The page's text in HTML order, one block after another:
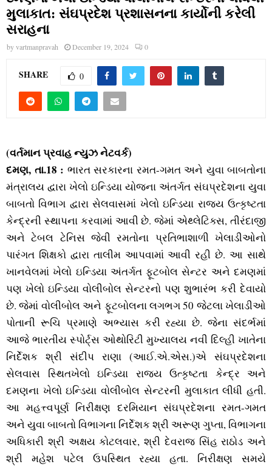
E
U
મુલાકાત: સંઘપ્રદેશ પ્રશાસનના કાર્યોની કરેલી
સરાહના
byvartmanpravah December 19, 2024 0
SHARE 0
(વર્તમાન પ્રવાહ ન્‍યુઝ નેટવર્ક)
દમણ, તા.18 : ભારત સરકારના રમત-ગમત અને યુવા બાબતોના
મંત્રાલય દ્વારા ખેલો ઇન્‍ડિયા યોજના અંતર્ગત સંઘપ્રદેશના યુવા
બાબતો વિભાગ દ્વારા સેલવાસમાં ખેલો ઇન્‍ડિયા રાજ્‍ય ઉત્‍કૃષ્‍ટતા
કેન્‍દ્રની સ્‍થાપના કરવામાં આવી છે. જેમાં એથ્‍લેટિક્‍સ, તીરંદાજી
અને ટેબલ ટેનિસ જેવી રમતોના પ્રતિભાશાળી ખેલાડીઓનો
પારંગત શિક્ષકો દ્વારા તાલીમ આપવામાં આવી રહી છે. આ સાથે
ખાનવેલમાં ખેલો ઇન્‍ડિયા અંતર્ગત ફૂટબોલ સેન્‍ટર અને દમણમાં
પણ ખેલો ઇન્‍ડિયા વોલીબોલ સેન્‍ટરનો પણ શુભારંભ કરી દેવાયો
છે. જેમાં વોલીબોલ અને ફૂટબોલના લગભગ 50 જેટલા ખેલાડીઓ
પોતાની રૂચિ પ્રમાણે અભ્‍યાસ કરી રહ્યા છે. જેના સંદર્ભમાં
આજે ભારતીય સ્‍પોર્ટ્‍સ ઓથોરિટી મુખ્‍યાલય નવી દિલ્‍હી ખાતેના
નિર્દેશક શ્રી સંદીપ રાણા (આઈ.એ.એસ.)એ સંઘપ્રદેશના
સેલવાસ સ્‍થિતખેલો ઇન્‍ડિયા રાજ્‍ય ઉત્‍કૃષ્‍ટતા કેન્‍દ્ર અને
દમણના ખેલો ઇન્‍ડિયા વોલીબોલ સેન્‍ટરની મુલાકાત લીધી હતી.
આ મહત્ત્વપૂર્ણ નિરીક્ષણ દરમિયાન સંઘપ્રદેશના રમત-ગમત
અને યુવા બાબતો વિભાગના નિર્દેશક શ્રી અરૂણ ગુપ્તા, વિભાગના
અધિકારી શ્રી અક્ષય કોટલવાર, શ્રી દેવરાજ સિંહ રાઠોડ અને
શ્રી મહેશ પટેલ ઉપસ્‍થિત રહ્યા હતા. નિરીક્ષણ સમયે